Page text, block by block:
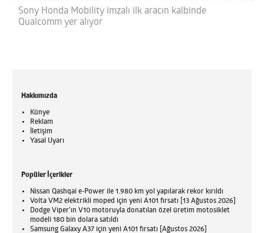
Sony Honda Mobility imzalı ilk aracın kalbinde
Qualcomm yer alıyor
Hakkımızda
Künye
Reklam
İletişim
Yasal Uyarı
Popüler İçerikler
Nissan Qashqai e-Power ile 1.980 km yol yapılarak rekor kırıldı
Volta VM2 elektrikli moped için yeni A101 fırsatı [13 Ağustos 2026]
Dodge Viper'ın V10 motoruyla donatılan özel üretim motosiklet
modeli 180 bin dolara satıldı
Samsung Galaxy A37 için yeni A101 fırsatı [Ağustos 2026]